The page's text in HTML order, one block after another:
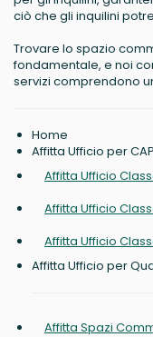
ciò che gli inquilini
Trovare lo spazio
fondamentale, e noi
servizi comprendono
Home
Affitta Ufficio per CAP
Affitta Ufficio
Affitta Ufficio
Affitta Ufficio
Affitta Ufficio per
Affitta Spazi